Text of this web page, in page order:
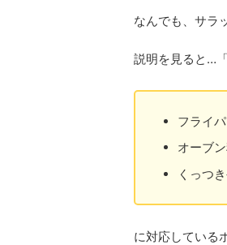
なんでも、サラ
説明を見ると…
フライ
オーブ
くっつ
に対応している